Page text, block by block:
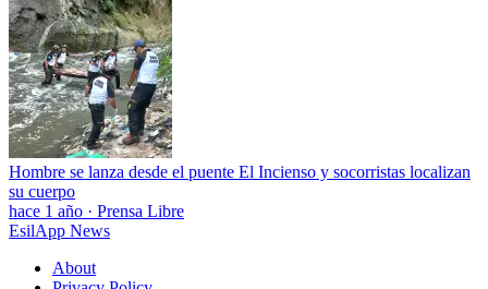
Hombre se lanza desde el puente El Incienso y socorristas localizan
su cuerpo
hace 1 año · Prensa Libre
EsilApp News
About